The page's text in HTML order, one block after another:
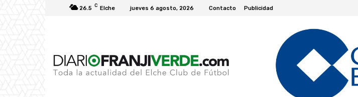
26.5 C Elche jueves 6 agosto, 2026 Contacto Publicidad